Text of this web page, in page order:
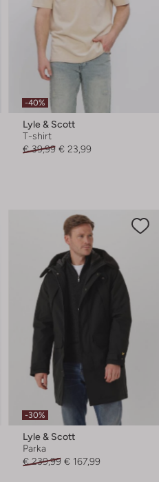
-40%
Lyle & Scott
T-shirt
€ 39,99 € 23,99
-30%
Lyle & Scott
Parka
€ 239,99 € 167,99